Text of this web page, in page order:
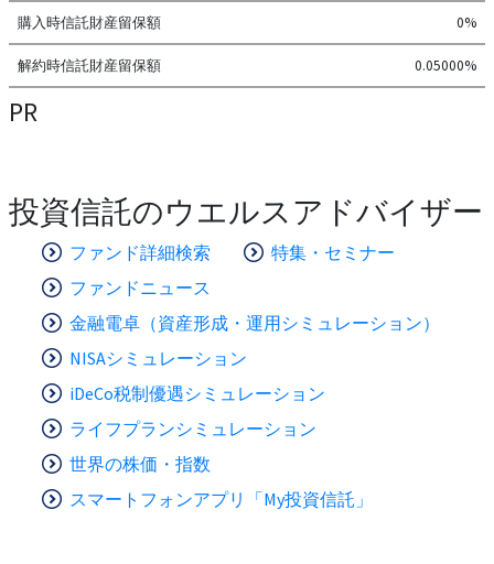
購入時信託財産留保額 0%
解約時信託財産留保額 0.05000%
PR
投資信託のウエルスアドバイザー
ファンド詳細検索
特集・セミナー
ファンドニュース
金融電卓（資産形成・運用シミュレーション）
NISAシミュレーション
iDeCo税制優遇シミュレーション
ライフプランシミュレーション
世界の株価・指数
スマートフォンアプリ「My投資信託」